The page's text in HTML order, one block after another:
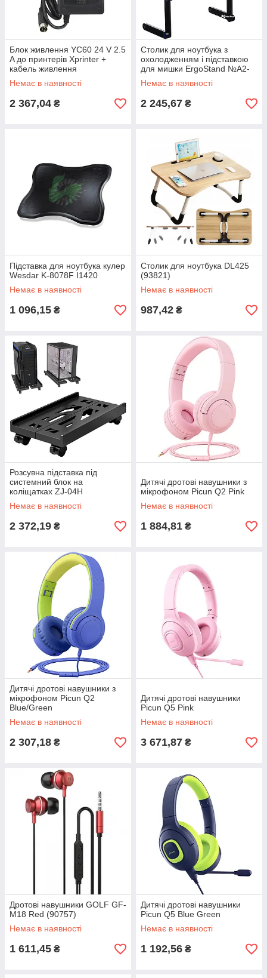
Блок живлення YC60 24 V 2.5
A до принтерів Xprinter +
кабель живлення
Немає в наявності
2 367,04 ₴
Столик для ноутбука з
охолодженням і підставкою
для мишки ErgoStand №A2-
46 (2552)
Немає в наявності
2 245,67 ₴
Підставка для ноутбука кулер
Wesdar K-8078F I1420
Немає в наявності
1 096,15 ₴
Столик для ноутбука DL425
(93821)
Немає в наявності
987,42 ₴
Розсувна підставка під
системний блок на
коліщатках ZJ-04H
Немає в наявності
2 372,19 ₴
Дитячі дротові навушники з
мікрофоном Picun Q2 Pink
Немає в наявності
1 884,81 ₴
Дитячі дротові навушники з
мікрофоном Picun Q2
Blue/Green
Немає в наявності
2 307,18 ₴
Дитячі дротові навушники
Picun Q5 Pink
Немає в наявності
3 671,87 ₴
Дротові навушники GOLF GF-
M18 Red (90757)
Немає в наявності
1 611,45 ₴
Дитячі дротові навушники
Picun Q5 Blue Green
Немає в наявності
1 192,56 ₴